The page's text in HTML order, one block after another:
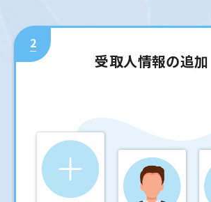
2
受取人情報の追加